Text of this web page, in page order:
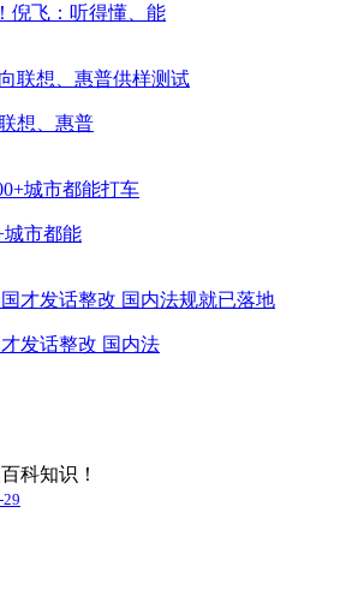
倪飞：听得懂、能
想、惠普
城市都能
发话整改 国内法
科知识！